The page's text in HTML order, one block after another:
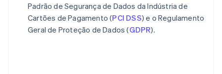
Padrão de Segurança de Dados da Indústria de
Cartões de Pagamento (PCI DSS) e o Regulamento
Geral de Proteção de Dados (GDPR).